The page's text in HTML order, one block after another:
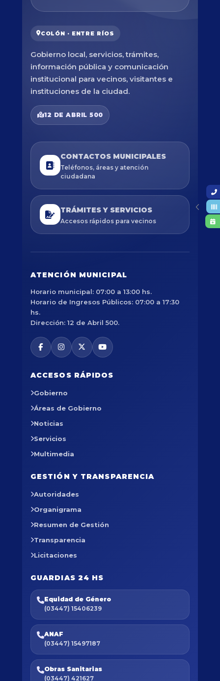
COLÓN · ENTRE RÍOS
Gobierno local, servicios, trámites,
información pública y comunicación
institucional para vecinos, visitantes e
instituciones de la ciudad.
12 DE ABRIL 500
CONTACTOS MUNICIPALES
Teléfonos, áreas y atención
ciudadana
TRÁMITES Y SERVICIOS
Accesos rápidos para vecinos
ATENCIÓN MUNICIPAL
Horario municipal: 07:00 a 13:00 hs.
Horario de Ingresos Públicos: 07:00 a 17:30
hs.
Dirección: 12 de Abril 500.
ACCESOS RÁPIDOS
Gobierno
Áreas de Gobierno
Noticias
Servicios
Multimedia
GESTIÓN Y TRANSPARENCIA
Autoridades
Organigrama
Resumen de Gestión
Transparencia
Licitaciones
GUARDIAS 24 HS
Equidad de Género
(03447) 15406239
ANAF
(03447) 15497187
Obras Sanitarias
(03447) 421627